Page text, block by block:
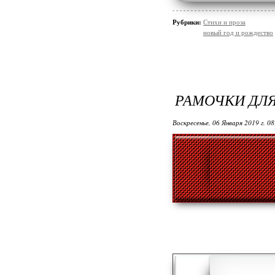
Рубрики: Стихи и проза
новый год и рождество
РАМОЧКИ
Воскресенье, 06 Января 2019 г.